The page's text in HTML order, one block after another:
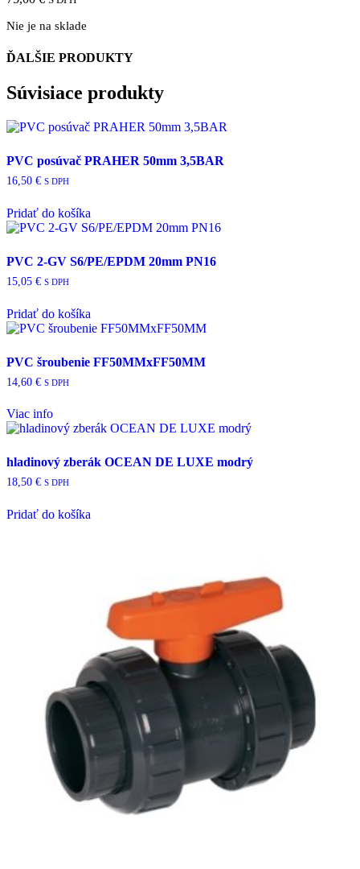
Nie je na sklade
ĎALŠIE PRODUKTY
Súvisiace produkty
PVC posúvač PRAHER 50mm 3,5BAR
16,50 € S DPH
Pridať do košíka
PVC 2-GV S6/PE/EPDM 20mm PN16
15,05 € S DPH
Pridať do košíka
PVC šroubenie FF50MMxFF50MM
14,60 € S DPH
Viac info
hladinový zberák OCEAN DE LUXE modrý
18,50 € S DPH
Pridať do košíka